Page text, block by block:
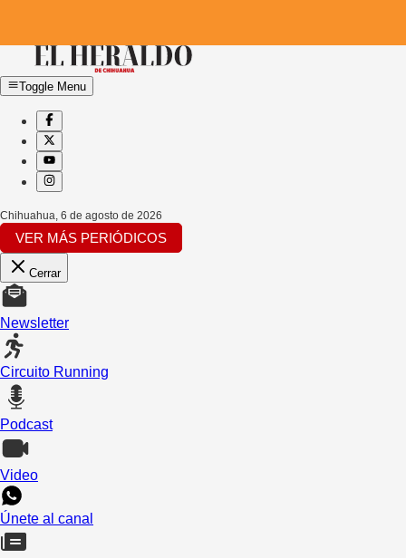
Toggle Menu
Chihuahua 6 de agosto de 2026
VER MÁS PERIÓDICOS
Cerrar
Newsletter
Circuito Running
Podcast
Video
Únete al canal